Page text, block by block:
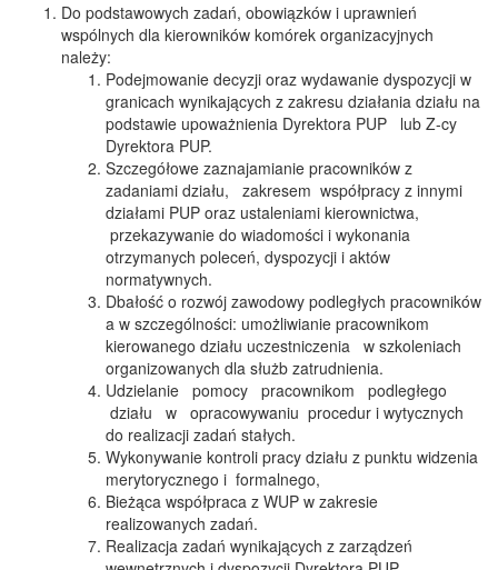
Do podstawowych zadań, obowiązków i uprawnień
wspólnych dla kierowników komórek organizacyjnych
należy:
Podejmowanie decyzji oraz wydawanie dyspozycji w
granicach wynikających z zakresu działania działu na
podstawie upoważnienia Dyrektora PUP lub Z-cy
Dyrektora PUP.
Szczegółowe zaznajamianie pracowników z
zadaniami działu, zakresem współpracy z innymi
działami PUP oraz ustaleniami kierownictwa,
przekazywanie do wiadomości i wykonania
otrzymanych poleceń, dyspozycji i aktów
normatywnych.
Dbałość o rozwój zawodowy podległych pracowników
a w szczególności: umożliwianie pracownikom
kierowanego działu uczestniczenia w szkoleniach
organizowanych dla służb zatrudnienia.
Udzielanie pomocy pracownikom podległego
działu w opracowywaniu procedur i wytycznych
do realizacji zadań stałych.
Wykonywanie kontroli pracy działu z punktu widzenia
merytorycznego i formalnego,
Bieżąca współpraca z WUP w zakresie
realizowanych zadań.
Realizacja zadań wynikających z zarządzeń